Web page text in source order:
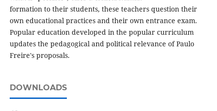
formation to their students, these teachers question their
own educational practices and their own entrance exam.
Popular education developed in the popular curriculum
updates the pedagogical and political relevance of Paulo
Freire's proposals.
DOWNLOADS